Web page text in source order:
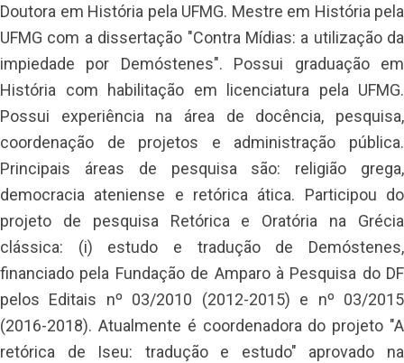
Doutora em História pela UFMG. Mestre em História pela
UFMG com a dissertação "Contra Mídias: a utilização da
impiedade por Demóstenes". Possui graduação em
História com habilitação em licenciatura pela UFMG.
Possui experiência na área de docência, pesquisa,
coordenação de projetos e administração pública.
Principais áreas de pesquisa são: religião grega,
democracia ateniense e retórica ática. Participou do
projeto de pesquisa Retórica e Oratória na Grécia
clássica: (i) estudo e tradução de Demóstenes,
financiado pela Fundação de Amparo à Pesquisa do DF
pelos Editais nº 03/2010 (2012-2015) e nº 03/2015
(2016-2018). Atualmente é coordenadora do projeto "A
retórica de Iseu: tradução e estudo" aprovado na